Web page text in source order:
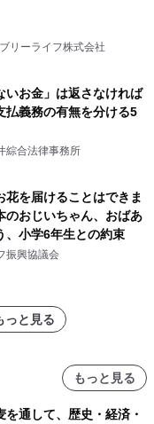
リーライフ株式会社
いお金」は返さなければ
払義務の有無を分ける5
綜合法律事務所
花を届けることはできま
のおじいちゃん、おばあ
、小学6年生との約束
振興協議会
っと見る
もっと見る
を通して、歴史・経済・